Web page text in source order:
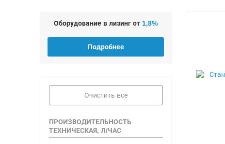
Оборудование в лизинг от 1,8%
Подробнее
ПРОИЗВОДИТЕЛЬНОСТЬ
ТЕХНИЧЕСКАЯ, Л/ЧАС